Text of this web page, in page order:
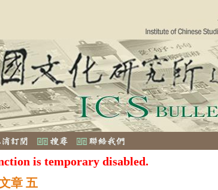
is temporary disabled.
章 五